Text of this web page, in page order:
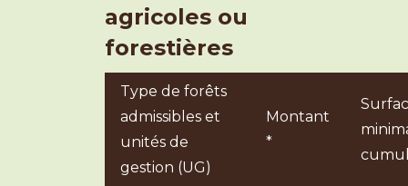
agricoles ou
forestières
Type de forêts
admissibles et
unités de
gestion (UG)
Montant
*